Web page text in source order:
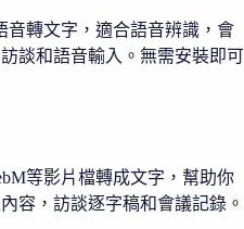
音轉文字，適合語音辨識，會
談和語音輸入。無需安裝即可
等影片檔轉成文字，幫助你
容，訪談逐字稿和會議記錄。